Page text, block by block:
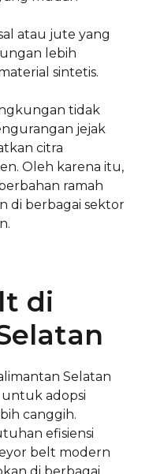
atau jute yang
lebih
sintetis.
tidak
jejak
citra
Oleh karena itu,
ramah
di berbagai sektor
di
Selatan
adopsi
canggih.
efisiensi
belt modern